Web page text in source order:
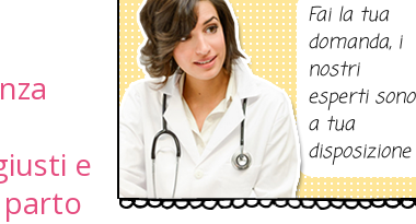
e
Fai la tua
domanda, i
nostri
esperti sono
a tua
disposizione